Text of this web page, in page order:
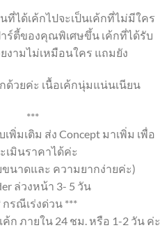
ที่ได้เค้กไปจะเป็นเค้กที่ไม่มีใคร
ร์ตี้ของคุณพิเศษขึ้น เค้กที่ได้รับ
งามไม่เหมือนใคร แถมยัง
ด้วยค่ะ เนื้อเค้กนุ่มแน่นเนียน
***
พิ่มเติม ส่ง Concept มาเพิ่ม เพื่อ
เมินราคาได้ค่ะ
นาดและ ความยากง่ายค่ะ)
ล่วงหน้า 3- 5 วัน
กรณีเร่งด่วน ***
ก ภายใน 24 ชม. หรือ 1-2 วัน ค่ะ